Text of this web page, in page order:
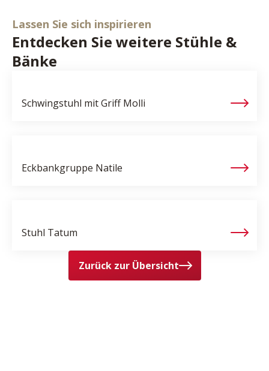
Lassen Sie sich inspirieren
Entdecken Sie weitere Stühle &
Bänke
Schwingstuhl mit Griff Molli
Eckbankgruppe Natile
Stuhl Tatum
Zurück zur Übersicht